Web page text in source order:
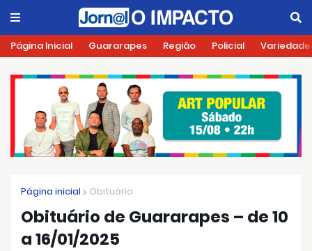
Página Inicial Guararapes Região Policial
Página inicial Obituário
Obituário de Guararapes – de 10
a 16/01/2025